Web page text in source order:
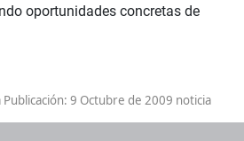
oportunidades concretas de
Publicación: 9 Octubre de 2009 noticia